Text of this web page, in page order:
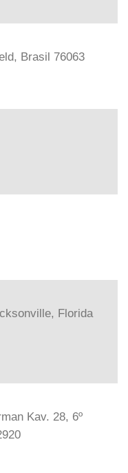
Brasil 76063
Florida
Kav. 28, 6º